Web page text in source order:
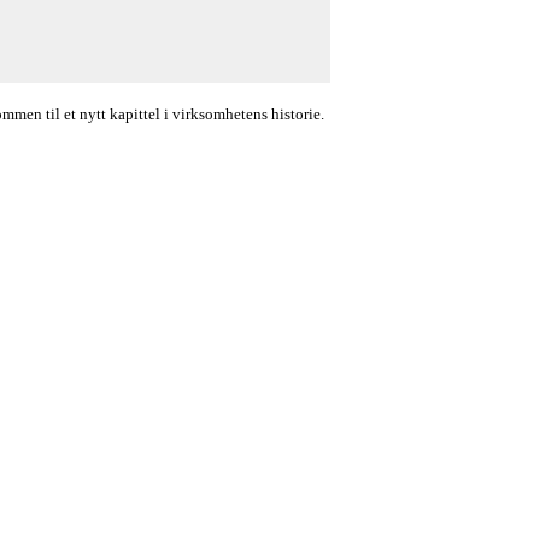
til et nytt kapittel i virksomhetens historie.